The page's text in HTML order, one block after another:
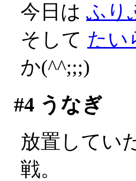
今日は ふり
そして たい
か(^^;;;)
#4うなぎ
放置してい
戦。